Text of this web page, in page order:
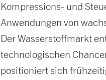
Kompressions- und
Anwendungen von
Der Wasserstoffmarkt
technologischen
positioniert sich